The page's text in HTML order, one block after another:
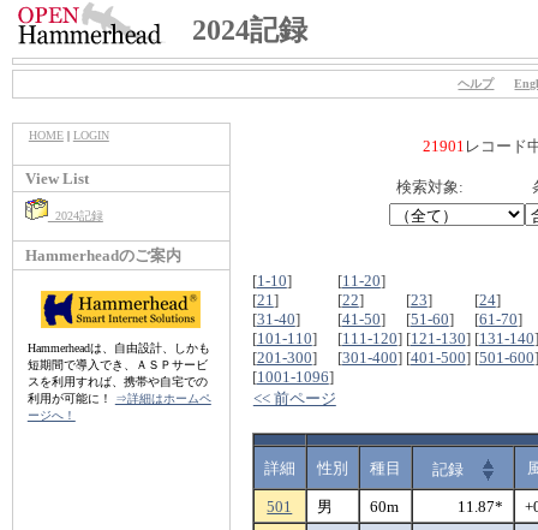
2024記録
ヘルプ
HOME| LOGIN
View List
2024記録
Hammerheadのご案内
Hammerheadは、自由設計、しかも
短期間で導入でき、ＡＳＰサービ
スを利用すれば、携帯や自宅での
利用が可能に！
⇒詳細はホームペ
ージへ！
21901 レコード
検索対象:
[1-10] [11-20]
[21] [22] [23] [24]
[31-40] [41-50] [51-60] [61-70]
[101-110] [111-120] [121-130] [131-140
[201-300] [301-400] [401-500] [501-600
[1001-1096]
<< 前ページ
詳細 性別 種目 記録
501 男 60m 11.87*